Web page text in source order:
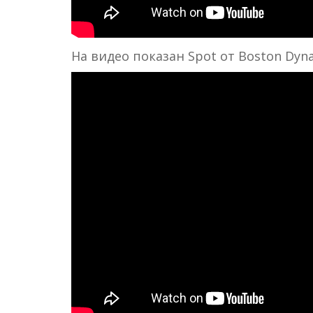
На видео показан Spot от Boston